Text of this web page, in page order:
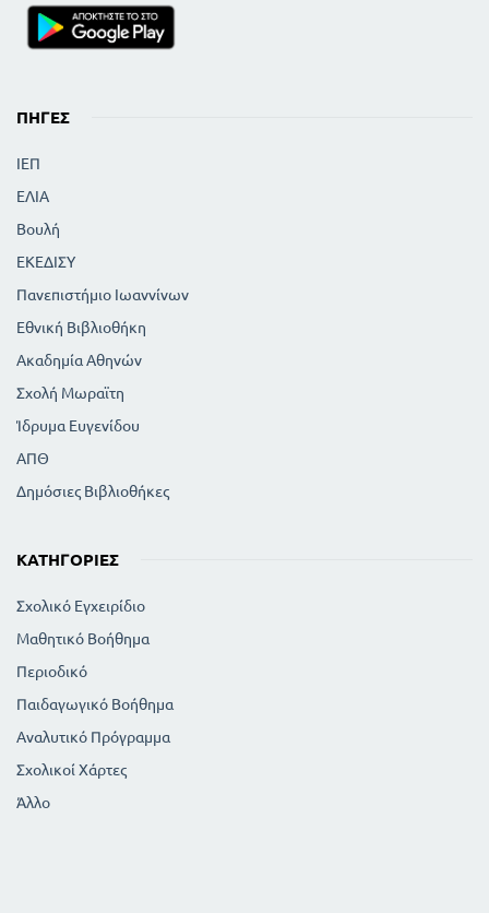
ΠΗΓΈΣ
ΙΕΠ
ΕΛΙΑ
Βουλή
ΕΚΕΔΙΣΥ
Πανεπιστήμιο Ιωαννίνων
Εθνική Βιβλιοθήκη
Ακαδημία Αθηνών
Σχολή Μωραϊτη
Ίδρυμα Ευγενίδου
ΑΠΘ
Δημόσιες Βιβλιοθήκες
ΚΑΤΗΓΟΡΊΕΣ
Σχολικό Εγχειρίδιο
Μαθητικό Βοήθημα
Περιοδικό
Παιδαγωγικό Βοήθημα
Αναλυτικό Πρόγραμμα
Σχολικοί Χάρτες
Άλλο